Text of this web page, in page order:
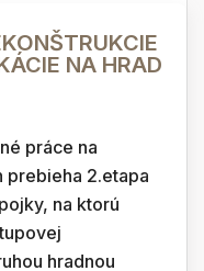
NA HRAD
práce na
prebieha 2.etapa
na ktorú
hradnou